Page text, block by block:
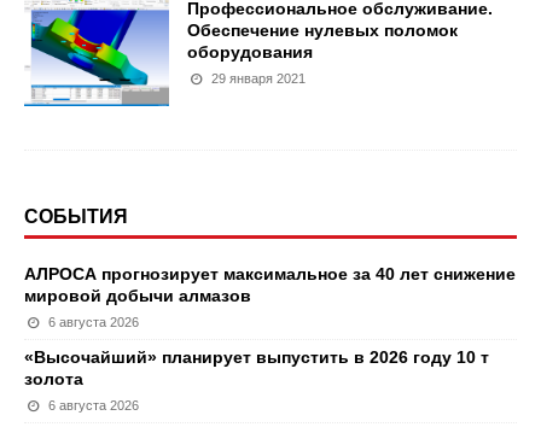
Профессиональное обслуживание.
Обеспечение нулевых поломок
оборудования
29 января 2021
СОБЫТИЯ
АЛРОСА прогнозирует максимальное за 40 лет снижение
мировой добычи алмазов
6 августа 2026
«Высочайший» планирует выпустить в 2026 году 10 т
золота
6 августа 2026